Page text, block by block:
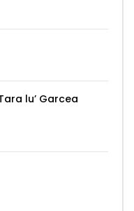
lu’ Garcea